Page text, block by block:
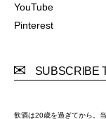
YouTube
Pinterest
SUBSCRIBE
飲酒は20歳を過ぎてから。